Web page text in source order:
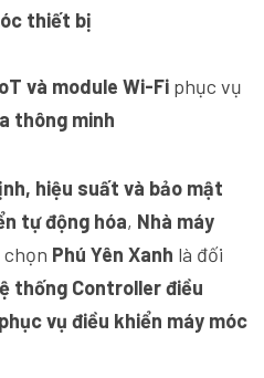
thiết bị
và module Wi-Fi phục vụ
thông minh
hiệu suất và bảo mật
tự động hóa, Nhà máy
chọn Phú Yên Xanh là đối
thống Controller điều
vụ điều khiển máy móc